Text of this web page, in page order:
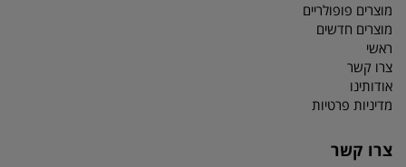
מוצרים פופולריים
מוצרים חדשים
ראשי
צרו קשר
אודותינו
מדיניות פרטיות
צרו קשר